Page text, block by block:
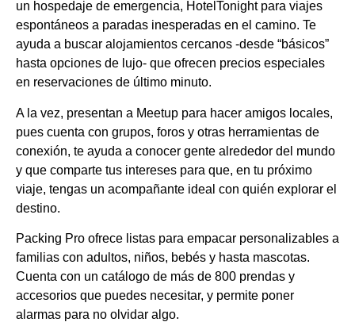
un hospedaje de emergencia, HotelTonight para viajes
espontáneos a paradas inesperadas en el camino. Te
ayuda a buscar alojamientos cercanos -desde “básicos”
hasta opciones de lujo- que ofrecen precios especiales
en reservaciones de último minuto.
A la vez, presentan a Meetup para hacer amigos locales,
pues cuenta con grupos, foros y otras herramientas de
conexión, te ayuda a conocer gente alrededor del mundo
y que comparte tus intereses para que, en tu próximo
viaje, tengas un acompañante ideal con quién explorar el
destino.
Packing Pro ofrece listas para empacar personalizables a
familias con adultos, niños, bebés y hasta mascotas.
Cuenta con un catálogo de más de 800 prendas y
accesorios que puedes necesitar, y permite poner
alarmas para no olvidar algo.